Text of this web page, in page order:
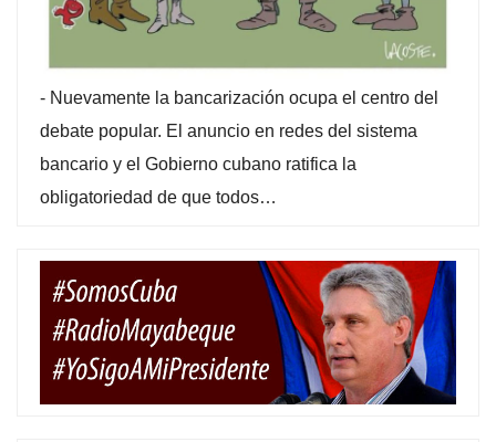
- Nuevamente la bancarización ocupa el centro del
debate popular. El anuncio en redes del sistema
bancario y el Gobierno cubano ratifica la
obligatoriedad de que todos…